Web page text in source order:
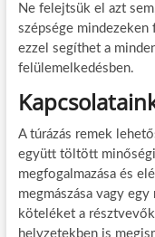
Ne felejtsük el azt
szépsége
ezzel segíthet a
felülemelkedésben.
A túrázás remek
együtt töltött
megfogalmazása és
megmászása vagy
köteléket a
helyzetekben is